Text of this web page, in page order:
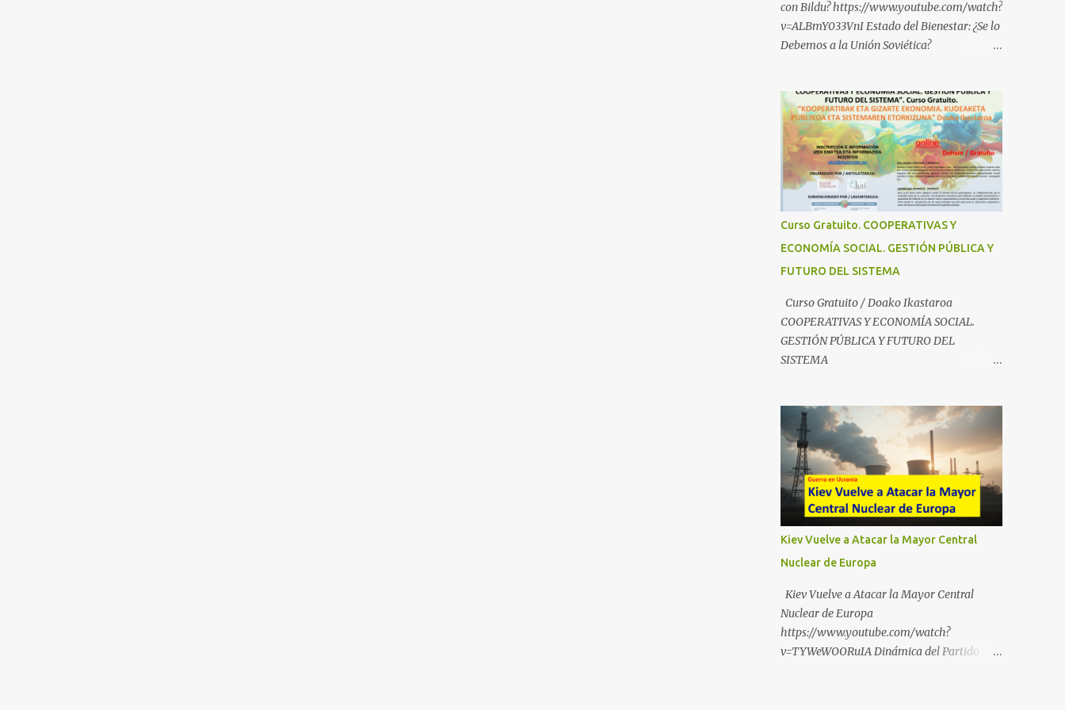
con Bildu? https://www.youtube.com/watch?
v=ALBmY033VnI Estado del Bienestar: ¿Se lo
Debemos a la Unión Soviética?
Cooperativas
https://www.youtube.com/watch?v=ylup-
4KPu5w Capitalismo Inclusivo y Cuarta
Revolución Industrial
https://www.youtube.com/shorts/dGKjgqEv
RHk ¿Conoces los nuevos canales de
BABESTU? Si quieres hacer algo, o
adolescentes vascos frente a abusos y
manipulaciones: BABESTUren kanal berriak
nerabeak abusu eta manipulazioetatik
babesteko zerbait egin nahi baduzu, edo
ideiak partekatu nahi badituzu: Telegram :
https://t.me/babestu_proteger WhatsApp :
6k0LKZJWzQyoE1T SÍGUENOS EN
YOUTUBE:
https://www.youtube.com/@ekaicenter?
sub_confirmation=1
Curso Gratuito. COOPERATIVAS Y
ECONOMÍA SOCIAL. GESTIÓN PÚBLICA Y
FUTURO DEL SISTEMA
Curso Gratuito / Doako Ikastaroa
COOPERATIVAS Y ECONOMÍA SOCIAL.
GESTIÓN PÚBLICA Y FUTURO DEL
SISTEMA
usp=sharing
Kiev Vuelve a Atacar la Mayor Central
Nuclear de Europa
Kiev Vuelve a Atacar la Mayor Central
Nuclear de Europa
https://www.youtube.com/watch?
v=TYWeWOORuIA Dinámica del Partido